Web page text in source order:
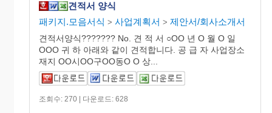
견적서 양식
패키지.모음서식 > 사업계획서 > 제안서/회사소개서
견적서양식??????? No. 견 적 서 ○OO 년 O 월 O 일
OOO 귀 하 아래와 같이 견적합니다. 공 급 자 사업장소
재지 OO시OO구OO동O O 상...
조회수: 270 | 다운로드: 628